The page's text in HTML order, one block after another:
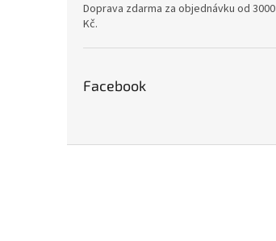
Doprava zdarma za objednávku od 3000
Kč.
Facebook